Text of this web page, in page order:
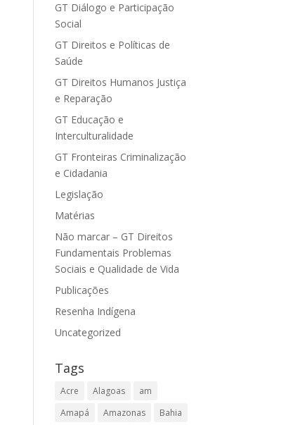
GT Diálogo e Participação
Social
GT Direitos e Políticas de
Saúde
GT Direitos Humanos Justiça
e Reparação
GT Educação e
Interculturalidade
GT Fronteiras Criminalização
e Cidadania
Legislação
Matérias
Não marcar – GT Direitos
Fundamentais Problemas
Sociais e Qualidade de Vida
Publicações
Resenha Indígena
Uncategorized
Tags
Acre Alagoas
am
Amapá
Amazonas
Bahia